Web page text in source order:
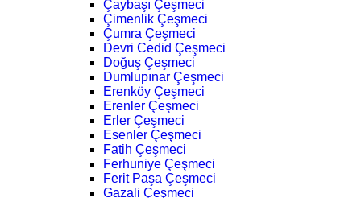
Çaybaşı Çeşmeci
Çimenlik Çeşmeci
Çumra Çeşmeci
Devri Cedid Çeşmeci
Doğuş Çeşmeci
Dumlupınar Çeşmeci
Erenköy Çeşmeci
Erenler Çeşmeci
Erler Çeşmeci
Esenler Çeşmeci
Fatih Çeşmeci
Ferhuniye Çeşmeci
Ferit Paşa Çeşmeci
Gazali Çeşmeci